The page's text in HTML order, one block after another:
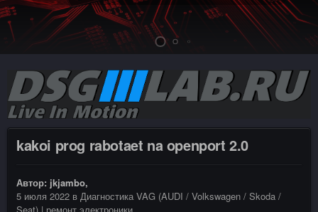
kakoi prog rabotaet na openport 2.0
Автор: jkjambo,
5 июля 2022 в Диагностика VAG (AUDI / Volkswagen / Skoda /